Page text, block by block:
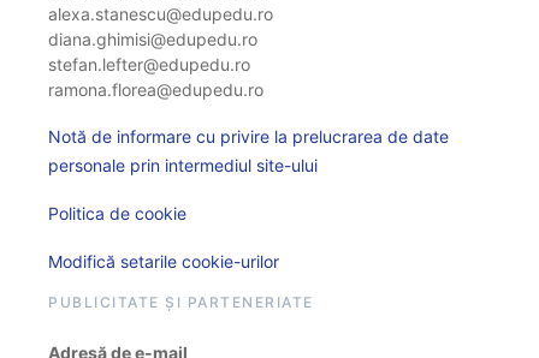
alexa.stanescu@edupedu.ro
diana.ghimisi@edupedu.ro
stefan.lefter@edupedu.ro
ramona.florea@edupedu.ro
Notă de informare cu privire la prelucrarea de date
personale prin intermediul site-ului
Politica de cookie
Modifică setarile cookie-urilor
PUBLICITATE ȘI PARTENERIATE
Adresă de e-mail